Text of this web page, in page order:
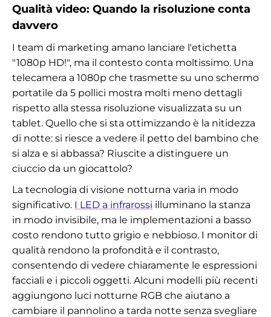
Qualità video: Quando la risoluzione conta
davvero
I team di marketing amano lanciare l'etichetta
"1080p HD!", ma il contesto conta moltissimo. Una
telecamera a 1080p che trasmette su uno schermo
portatile da 5 pollici mostra molti meno dettagli
rispetto alla stessa risoluzione visualizzata su un
tablet. Quello che si sta ottimizzando è la nitidezza
di notte: si riesce a vedere il petto del bambino che
si alza e si abbassa? Riuscite a distinguere un
ciuccio da un giocattolo?
La tecnologia di visione notturna varia in modo
significativo. I LED a infrarossi illuminano la stanza
in modo invisibile, ma le implementazioni a basso
costo rendono tutto grigio e nebbioso. I monitor di
qualità rendono la profondità e il contrasto,
consentendo di vedere chiaramente le espressioni
facciali e i piccoli oggetti. Alcuni modelli più recenti
aggiungono luci notturne RGB che aiutano a
cambiare il pannolino a tarda notte senza svegliare